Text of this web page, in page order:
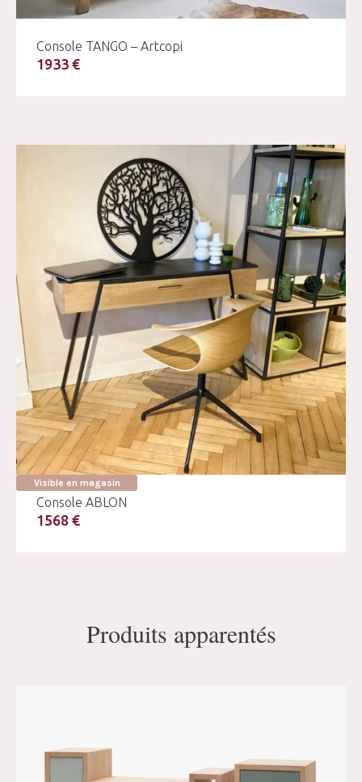
Console TANGO – Artcopi
1933 €
Visible en magasin
Console ABLON
1568 €
Produits apparentés